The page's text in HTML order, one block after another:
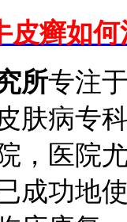
皮癣如
所专注
肤病专
，医院
成功地